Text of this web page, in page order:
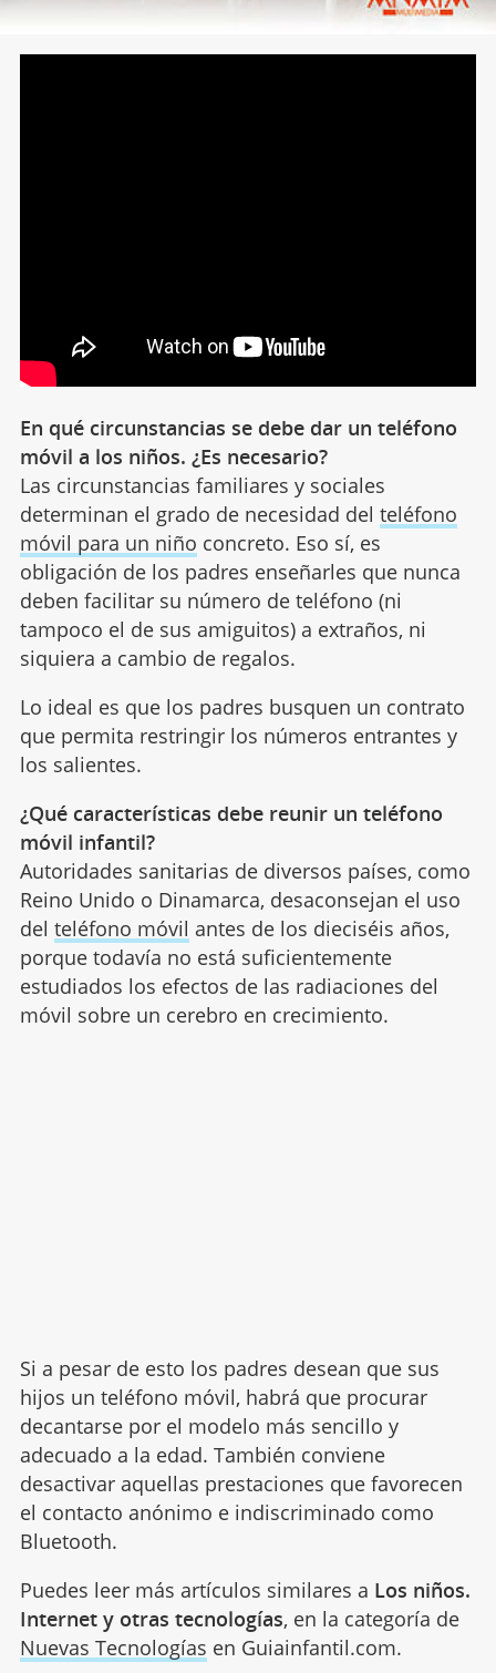
En qué circunstancias se debe dar un teléfono
móvil a los niños. ¿Es necesario?
Las circunstancias familiares y sociales
determinan el grado de necesidad del teléfono
móvil para un niño concreto. Eso sí, es
obligación de los padres enseñarles que nunca
deben facilitar su número de teléfono (ni
tampoco el de sus amiguitos) a extraños, ni
siquiera a cambio de regalos.
Lo ideal es que los padres busquen un contrato
que permita restringir los números entrantes y
los salientes.
¿Qué características debe reunir un teléfono
móvil infantil?
Autoridades sanitarias de diversos países, como
Reino Unido o Dinamarca, desaconsejan el uso
del teléfono móvil antes de los dieciséis años,
porque todavía no está suficientemente
estudiados los efectos de las radiaciones del
móvil sobre un cerebro en crecimiento.
Si a pesar de esto los padres desean que sus
hijos un teléfono móvil, habrá que procurar
decantarse por el modelo más sencillo y
adecuado a la edad. También conviene
desactivar aquellas prestaciones que favorecen
el contacto anónimo e indiscriminado como
Bluetooth.
Puedes leer más artículos similares a Los niños.
Internet y otras tecnologías, en la categoría de
Nuevas Tecnologías en Guiainfantil.com.